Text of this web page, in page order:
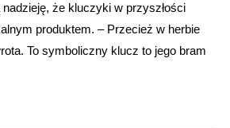
że kluczyki w przyszłości
produktem. – Przecież w herbie
To symboliczny klucz to jego bram